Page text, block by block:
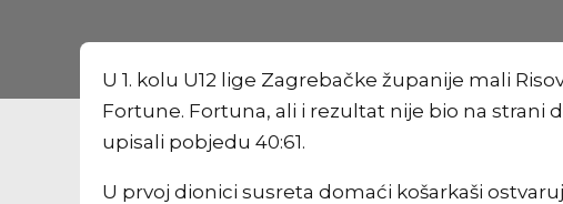
U 1. kolu U12 lige Zagrebačke županije mali
Fortune. Fortuna, ali i rezultat nije bio na strani
upisali pobjedu 40:61.
U prvoj dionici susreta domaći košarkaši